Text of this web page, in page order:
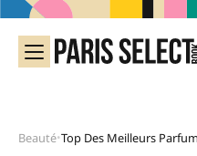
Beauté•